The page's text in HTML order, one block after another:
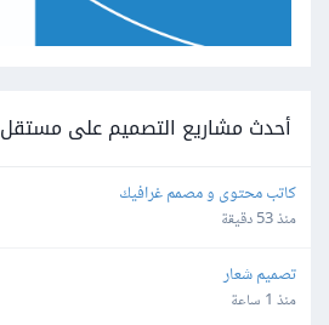
أحدث مشاريع التصميم على مستقل
كاتب محتوى و مصمم غرافيك
منذ 53 دقيقة
تصميم شعار
منذ 1 ساعة